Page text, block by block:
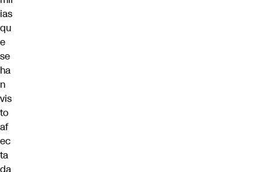
ias
qu
e
se
ha
n
vis
to
af
ec
ta
da